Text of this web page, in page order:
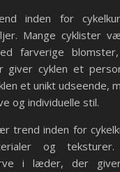
inden for
Mange cyklister
farverige
giver cyklen et
et unikt udseende,
og individuelle stil.
trend inden for
og
i læder, der